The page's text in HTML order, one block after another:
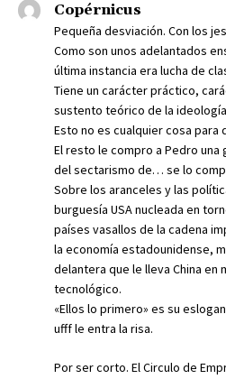
Copérnicus
Pequeña desviación. Con los
Como son unos adelantados
última instancia era lucha de
Tiene un carácter práctico,
sustento teórico de la
Esto no es cualquier cosa
El resto le compro a Pedro una
del sectarismo de… se lo
Sobre los aranceles y las
burguesía USA nucleada en
países vasallos de la cadena
la economía estadounidense,
delantera que le lleva China
tecnológico.
«Ellos lo primero» es su
ufff le entra la risa.
Por ser corto. El Circulo de